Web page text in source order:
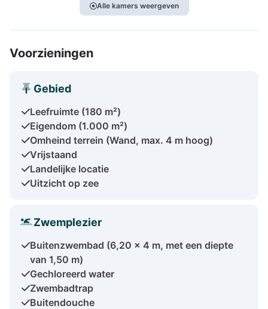
Alle kamers weergeven
Voorzieningen
Gebied
Leefruimte (180 m²)
Eigendom (1.000 m²)
Omheind terrein (Wand, max. 4 m hoog)
Vrijstaand
Landelijke locatie
Uitzicht op zee
Zwemplezier
Buitenzwembad (6,20 x 4 m, met een diepte
van 1,50 m)
Gechloreerd water
Zwembadtrap
Buitendouche